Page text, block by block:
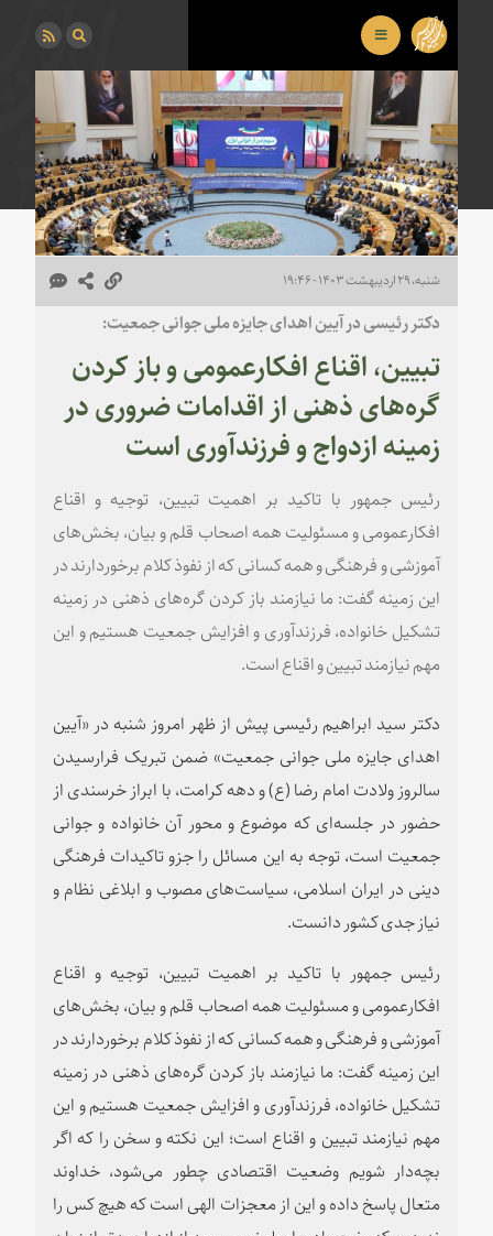
شنبه، ۲۹ اردیبهشت ۱۴۰۳ - ۱۹:۴۶
دکتر رئیسی در آیین اهدای جایزه ملی جوانی جمعیت:
تبیین، اقناع افکارعمومی و باز کردن
گره‌های ذهنی از اقدامات ضروری در
زمینه ازدواج و فرزندآوری است
رئیس جمهور با تاکید بر اهمیت تبیین، توجیه و اقناع
افکارعمومی و مسئولیت همه اصحاب قلم و بیان، بخش‌های
آموزشی و فرهنگی و همه کسانی که از نفوذ کلام برخوردارند در
این زمینه گفت: ما نیازمند باز کردن گره‌های ذهنی در زمینه
تشکیل خانواده، فرزندآوری و افزایش جمعیت هستیم و این
مهم نیازمند تبیین و اقناع است.
دکتر سید ابراهیم رئیسی پیش از ظهر امروز شنبه در «آیین
اهدای جایزه ملی جوانی جمعیت» ضمن تبریک فرارسیدن
سالروز ولادت امام رضا (ع) و دهه کرامت، با ابراز خرسندی از
حضور در جلسه‌ای که موضوع و محور آن خانواده و جوانی
جمعیت است، توجه به این مسائل را جزو تاکیدات فرهنگی
دینی در ایران اسلامی، سیاست‌های مصوب و ابلاغی نظام و
نیاز جدی کشور دانست.
رئیس جمهور با تاکید بر اهمیت تبیین، توجیه و اقناع
افکارعمومی و مسئولیت همه اصحاب قلم و بیان، بخش‌های
آموزشی و فرهنگی و همه کسانی که از نفوذ کلام برخوردارند در
این زمینه گفت: ما نیازمند باز کردن گره‌های ذهنی در زمینه
تشکیل خانواده، فرزندآوری و افزایش جمعیت هستیم و این
مهم نیازمند تبیین و اقناع است؛ این نکته و سخن را که اگر
بچه‌دار شویم وضعیت اقتصادی چطور می‌شود، خداوند
متعال پاسخ داده و این از معجزات الهی است که هیچ کس را